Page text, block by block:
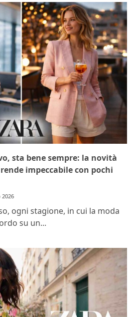
sta bene sempre: la novità
impeccabile con pochi
2026
ogni stagione, in cui la moda
su un...